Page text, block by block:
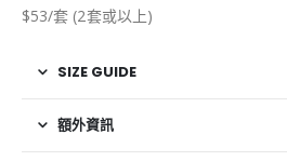
$53/套 (2套或以上)
SIZE GUIDE
額外資訊